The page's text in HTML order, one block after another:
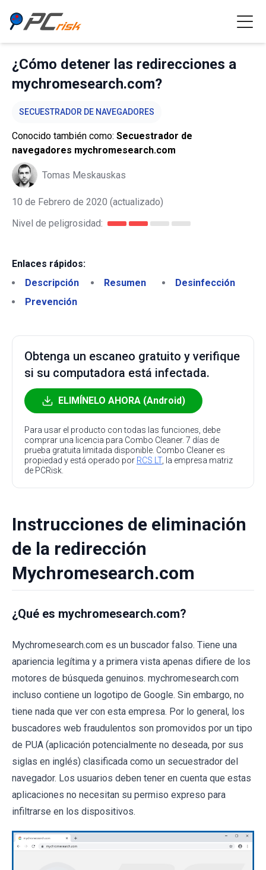
¿Cómo detener las redirecciones a
mychromesearch.com?
SECUESTRADOR DE NAVEGADORES
Conocido también como: Secuestrador de
navegadores mychromesearch.com
Tomas Meskauskas
10 de Febrero de 2020 (actualizado)
Nivel de peligrosidad:
Enlaces rápidos:
Descripción
Resumen
Desinfección
Prevención
Obtenga un escaneo gratuito y verifique
si su computadora está infectada.
ELIMÍNELO AHORA (Android)
Para usar el producto con todas las funciones, debe
comprar una licencia para Combo Cleaner. 7 días de
prueba gratuita limitada disponible. Combo Cleaner es
propiedad y está operado por RCS LT, la empresa matriz
de PCRisk.
Instrucciones de eliminación
de la redirección
Mychromesearch.com
¿Qué es mychromesearch.com?
Mychromesearch.com es un buscador falso. Tiene una
apariencia legítima y a primera vista apenas difiere de los
motores de búsqueda genuinos. mychromesearch.com
incluso contiene un logotipo de Google. Sin embargo, no
tiene nada que ver con esta empresa. Por lo general, los
buscadores web fraudulentos son promovidos por un tipo
de PUA (aplicación potencialmente no deseada, por sus
siglas en inglés) clasificada como un secuestrador del
navegador. Los usuarios deben tener en cuenta que estas
aplicaciones no necesitan su permiso expreso para
infiltrarse en los dispositivos.